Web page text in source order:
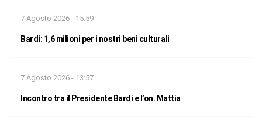
7 Agosto 2026 - 15:59
Bardi: 1,6 milioni per i nostri beni culturali
7 Agosto 2026 - 13:57
Incontro tra il Presidente Bardi e l’on. Mattia